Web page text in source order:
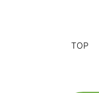
TOP